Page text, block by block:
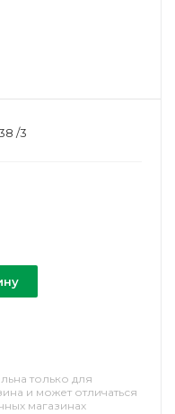
/3
только для
и может отличаться
магазинах